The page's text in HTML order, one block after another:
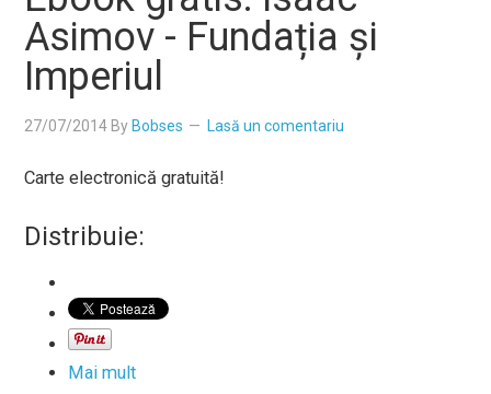
Asimov - Fundația și
Imperiul
27/07/2014 By Bobses Lasă un comentariu
Carte electronică gratuită!
Distribuie:
Mai mult